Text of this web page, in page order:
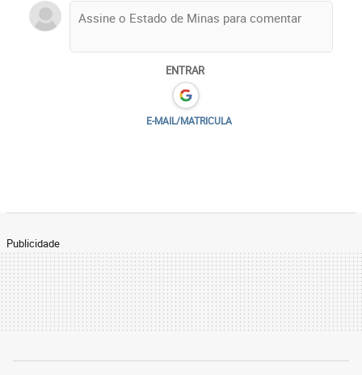
ENTRAR
E-MAIL/MATRICULA
Publicidade